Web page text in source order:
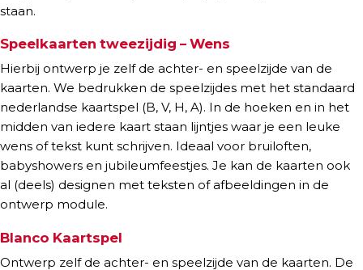
staan.
Speelkaarten tweezijdig – Wens
Hierbij ontwerp je zelf de achter- en speelzijde van de
kaarten. We bedrukken de speelzijdes met het standaard
nederlandse kaartspel (B, V, H, A). In de hoeken en in het
midden van iedere kaart staan lijntjes waar je een leuke
wens of tekst kunt schrijven. Ideaal voor bruiloften,
babyshowers en jubileumfeestjes. Je kan de kaarten ook
al (deels) designen met teksten of afbeeldingen in de
ontwerp module.
Blanco Kaartspel
Ontwerp zelf de achter- en speelzijde van de kaarten. De